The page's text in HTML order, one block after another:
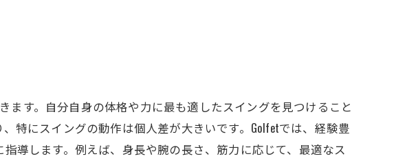
ルフスクールの魅力
す。自分自身の体格や力に最も適したスイングを見つけること
特にスイングの動作は個人差が大きいです。Golfetでは、経験豊
導します。例えば、身長や腕の長さ、筋力に応じて、最適なス